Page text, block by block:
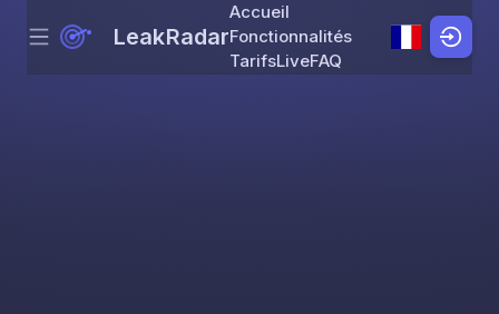
Skip to content
Menu LeakRadar
Accueil
Fonctionnalités
TarifsLiveFAQ